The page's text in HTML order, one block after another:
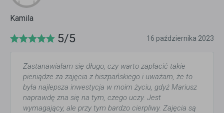
Kamila
5/5 16 października 2023
Zastanawiałam się długo, czy warto zapłacić takie
pieniądze za zajęcia z hiszpańskiego i uważam, że to
była najlepsza inwestycja w moim życiu, gdyż Mariusz
naprawdę zna się na tym, czego uczy. Jest
wymagający, ale przy tym bardzo cierpliwy. Zajęcia są